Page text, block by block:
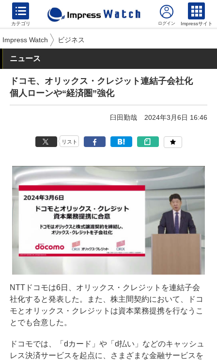
カテゴリ Impressサイト
Impress Watch ビジネス
ニュース
ドコモ、オリックス・クレジット連結子会社化
個人ローンや“経済圏”強化
臼田勤哉 2024年3月6日 16:46
リスト
NTTドコモは6日、オリックス・クレジットを連結子会
社化すると発表した。また、株主間契約において、ドコ
モとオリックス・クレジットは資本業務提携を行なうこ
とでも合意した。
ドコモでは、「dカード」や「d払い」などのキャッシュ
レス決済サービスを起点に、さまざまな金融サービスを